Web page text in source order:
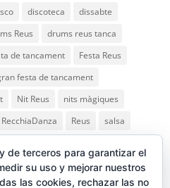
discoteca
dissabte
Reus
drums reus tanca
de tancament
Festa Reus
festa de tancament
Nit Reus
nits màgiques
RecchiaDanza Reus
salsa
de terceros para garantizar el
su uso y mejorar nuestros
las cookies, rechazar las no